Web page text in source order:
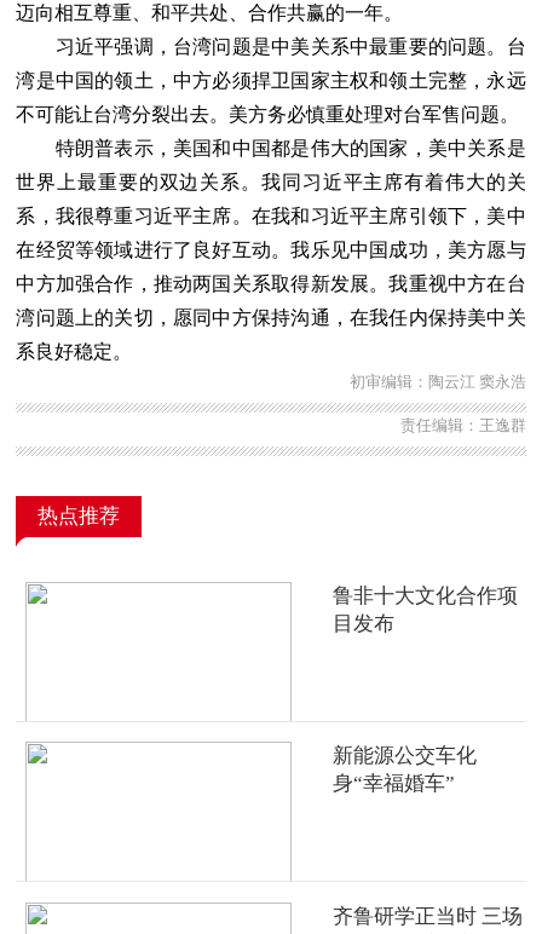
迈向相互尊重、和平共处、合作共赢的一年。
习近平强调，台湾问题是中美关系中最重要的问题。台
湾是中国的领土，中方必须捍卫国家主权和领土完整，永远
不可能让台湾分裂出去。美方务必慎重处理对台军售问题。
特朗普表示，美国和中国都是伟大的国家，美中关系是
世界上最重要的双边关系。我同习近平主席有着伟大的关
系，我很尊重习近平主席。在我和习近平主席引领下，美中
在经贸等领域进行了良好互动。我乐见中国成功，美方愿与
中方加强合作，推动两国关系取得新发展。我重视中方在台
湾问题上的关切，愿同中方保持沟通，在我任内保持美中关
系良好稳定。
初审编辑：陶云江 窦永浩
责任编辑：王逸群
热点推荐
鲁非十大文化合作项
目发布
新能源公交车化
身“幸福婚车”
齐鲁研学正当时 三场